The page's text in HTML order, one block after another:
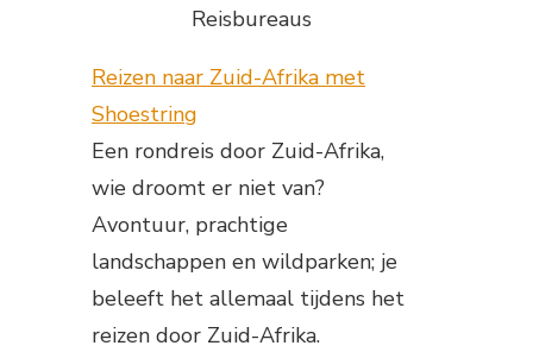
Reisbureaus
Reizen naar Zuid-Afrika met
Shoestring
Een rondreis door Zuid-Afrika,
wie droomt er niet van?
Avontuur, prachtige
landschappen en wildparken; je
beleeft het allemaal tijdens het
reizen door Zuid-Afrika.